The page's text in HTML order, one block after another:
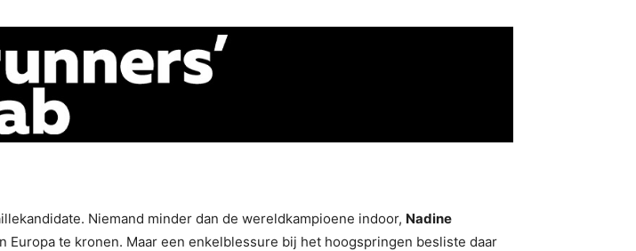
Niemand minder dan de wereldkampioene indoor, Nadine
te kronen. Maar een enkelblessure bij het hoogspringen besliste daar